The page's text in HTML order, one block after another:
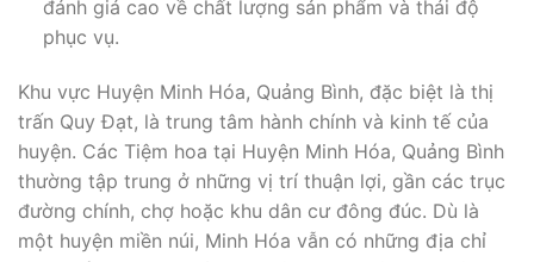
đánh giá cao về chất lượng sản phẩm và thái độ
phục vụ.
Khu vực Huyện Minh Hóa, Quảng Bình, đặc biệt là thị
trấn Quy Đạt, là trung tâm hành chính và kinh tế của
huyện. Các Tiệm hoa tại Huyện Minh Hóa, Quảng Bình
thường tập trung ở những vị trí thuận lợi, gần các trục
đường chính, chợ hoặc khu dân cư đông đúc. Dù là
một huyện miền núi, Minh Hóa vẫn có những địa chỉ